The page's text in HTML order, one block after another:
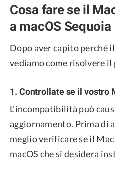
Cosa fare se il
a macOS Sequoia
Dopo aver capito perché
vediamo come risolvere il
1. Controllate se il vostro
L'incompatibilità può
aggiornamento. Prima di
meglio verificare se il
macOS che si desidera